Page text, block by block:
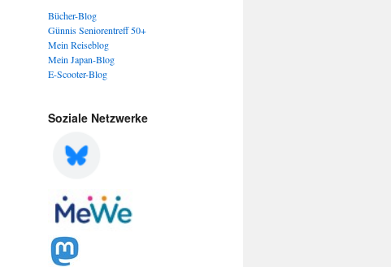
Bücher-Blog
Günnis Seniorentreff 50+
Mein Reiseblog
Mein Japan-Blog
E-Scooter-Blog
Soziale Netzwerke